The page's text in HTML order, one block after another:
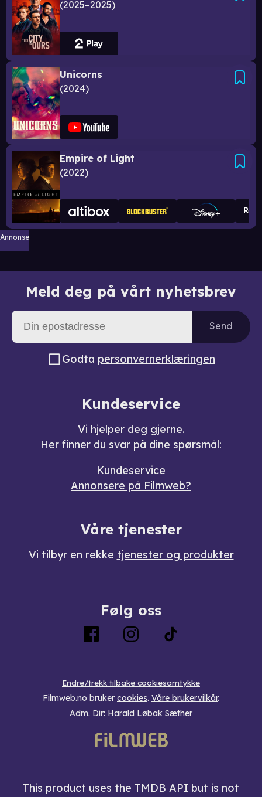
2025–2025
Unicorns
2024
Empire of Light
2022
Annonse
Meld deg på vårt nyhetsbrev
Send
Godta personvernerklæringen
Kundeservice
Vi hjelper deg gjerne.
Her finner du svar på dine spørsmål:
Kundeservice
Annonsere på Filmweb?
Våre tjenester
Vi tilbyr en rekke tjenester og produkter
Følg oss
Endre/trekk tilbake cookiesamtykke
Filmweb.no bruker cookies. Våre brukervilkår.
Adm. Dir: Harald Løbak Sæther
This product uses the TMDB API but is not